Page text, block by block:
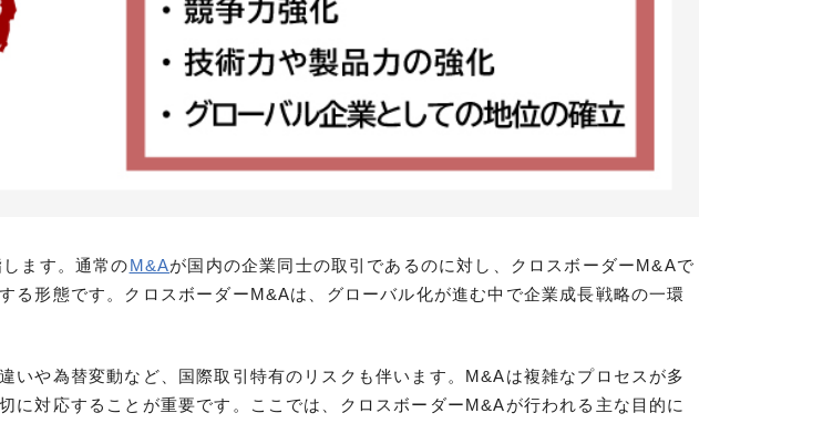
します。通常のM&Aが国内の企業同士の取引であるのに対し、クロスボーダーM&Aで
る形態です。クロスボーダーM&Aは、グローバル化が進む中で企業成長戦略の一環
いや為替変動など、国際取引特有のリスクも伴います。M&Aは複雑なプロセスが多
に対応することが重要です。ここでは、クロスボーダーM&Aが行われる主な目的に